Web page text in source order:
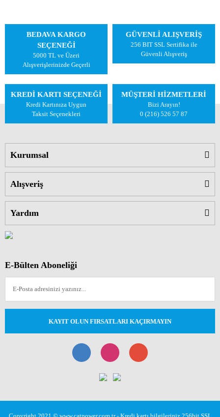
BEDAVA KARGO
SEÇENEĞİ
5000 TL ve Üzeri
Alışverişlerinizde Geçerli
GÜVENLİ ALIŞVERİŞ
256 BIT SSL Sertifika ile
Güvenli Alışveriş
KREDİ KARTI SEÇENEĞİ
Kredi Kartınıza Uygun
Taksit Seçenekleri
MÜŞTERİ HİZMETLERİ
Bizi Arayın!
0 (216) 526 57 87
Kurumsal
Alışveriş
Yardım
E-Bülten Aboneliği
KAYIT OLUN FIRSATLARI KAÇIRMAYIN
Copyright 2021 © www.catpower.com.tr - Kredi kartı bilgileriniz 256bit SSL